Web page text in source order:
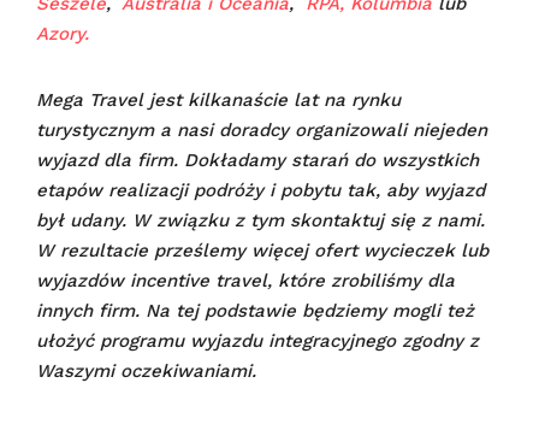
Azory.
Mega Travel jest kilkanaście lat na rynku
turystycznym a nasi doradcy organizowali niejeden
wyjazd dla firm. Dokładamy starań do wszystkich
etapów realizacji podróży i pobytu tak, aby wyjazd
był udany. W związku z tym skontaktuj się z nami.
W rezultacie prześlemy więcej ofert wycieczek lub
wyjazdów incentive travel, które zrobiliśmy dla
innych firm. Na tej podstawie będziemy mogli też
ułożyć programu wyjazdu integracyjnego zgodny z
Waszymi oczekiwaniami.